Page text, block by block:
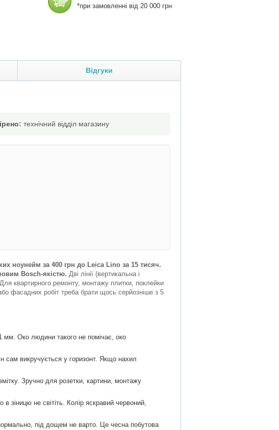
*при замовленні від 20 000 грн
Відгуки
технічний відділ магазину
ноунейм за 400 грн до Leica Lino за 15 тисяч.
Bosch-якістю. Дві лінії (вертикальна і
квартирного ремонту, монтажу плитки, поклейки
фасадних робіт треба брати щось серйозніше з 5
мм. Око людини такого не помічає, око
сам викручується у горизонт. Якщо нахил
Зручно для розетки, картини, монтажу
зіницю не світіть. Колір яскравий червоний,
під дощем не варто. Це чесна побутова